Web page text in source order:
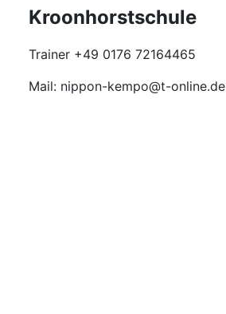
Kroonhorstschule
Trainer +49 0176 72164465
Mail: nippon-kempo@t-online.de